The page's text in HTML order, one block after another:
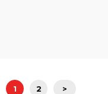
1 2 >